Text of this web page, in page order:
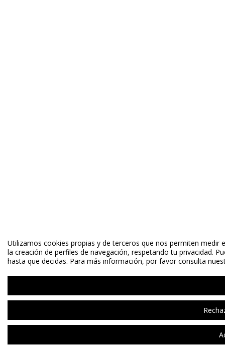
Utilizamos cookies propias y de terceros que nos permiten
la creación de perfiles de navegación, respetando tu privacidad.
hasta que decidas. Para más información, por favor consulta